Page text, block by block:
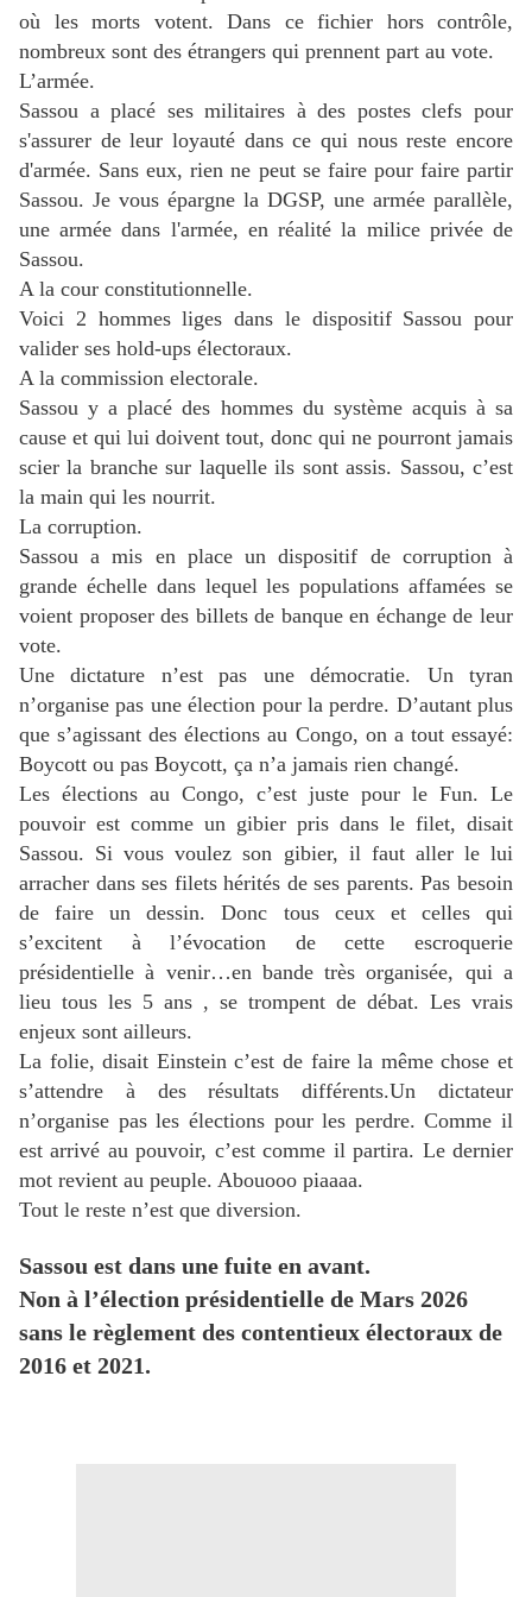
où les morts votent. Dans ce fichier hors contrôle,
nombreux sont des étrangers qui prennent part au vote.
L’armée.
Sassou a placé ses militaires à des postes clefs pour
s'assurer de leur loyauté dans ce qui nous reste encore
d'armée. Sans eux, rien ne peut se faire pour faire partir
Sassou. Je vous épargne la DGSP, une armée parallèle,
une armée dans l'armée, en réalité la milice privée de
Sassou.
A la cour constitutionnelle.
Voici 2 hommes liges dans le dispositif Sassou pour
valider ses hold-ups électoraux.
A la commission electorale.
Sassou y a placé des hommes du système acquis à sa
cause et qui lui doivent tout, donc qui ne pourront jamais
scier la branche sur laquelle ils sont assis. Sassou, c’est
la main qui les nourrit.
La corruption.
Sassou a mis en place un dispositif de corruption à
grande échelle dans lequel les populations affamées se
voient proposer des billets de banque en échange de leur
vote.
Une dictature n’est pas une démocratie. Un tyran
n’organise pas une élection pour la perdre. D’autant plus
que s’agissant des élections au Congo, on a tout essayé:
Boycott ou pas Boycott, ça n’a jamais rien changé.
Les élections au Congo, c’est juste pour le Fun. Le
pouvoir est comme un gibier pris dans le filet, disait
Sassou. Si vous voulez son gibier, il faut aller le lui
arracher dans ses filets hérités de ses parents. Pas besoin
de faire un dessin. Donc tous ceux et celles qui
s’excitent à l’évocation de cette escroquerie
présidentielle à venir…en bande très organisée, qui a
lieu tous les 5 ans , se trompent de débat. Les vrais
enjeux sont ailleurs.
La folie, disait Einstein c’est de faire la même chose et
s’attendre à des résultats différents.Un dictateur
n’organise pas les élections pour les perdre. Comme il
est arrivé au pouvoir, c’est comme il partira. Le dernier
mot revient au peuple. Abouooo piaaaa.
Tout le reste n’est que diversion.
Sassou est dans une fuite en avant.
Non à l’élection présidentielle de Mars 2026
sans le règlement des contentieux électoraux de
2016 et 2021.